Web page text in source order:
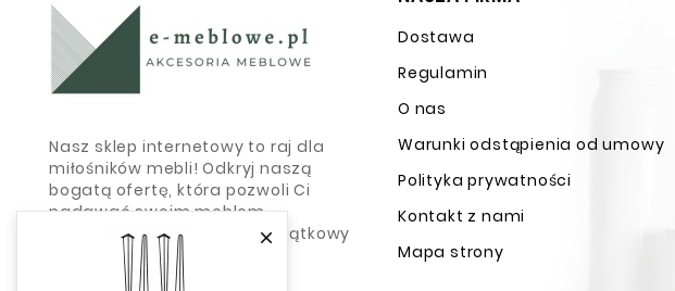

Nasz sklep internetowy to raj dla
miłośników mebli! Odkryj naszą
bogatą ofertę, która pozwoli Ci
nadawać swoim meblom
indywidualny charakter i wyjątkowy
Dostawa
Regulamin
O nas
Warunki odstąpienia od umowy
Polityka prywatności
Kontakt z nami
Mapa strony